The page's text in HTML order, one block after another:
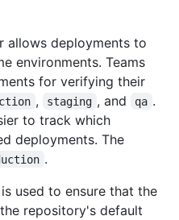
allows deployments to
environments. Teams
for verifying their
, staging , and qa .
to track which
deployments. The
.
used to ensure that the
repository's default